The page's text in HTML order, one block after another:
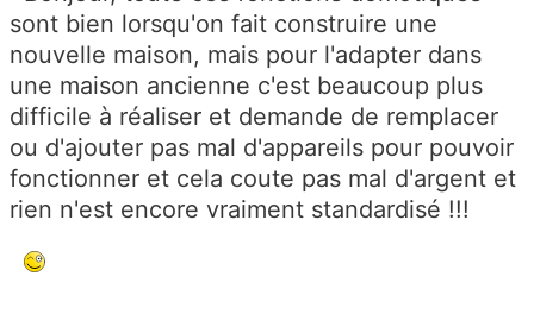
sont bien lorsqu'on fait construire une
nouvelle maison, mais pour l'adapter dans
une maison ancienne c'est beaucoup plus
difficile à réaliser et demande de remplacer
ou d'ajouter pas mal d'appareils pour pouvoir
fonctionner et cela coute pas mal d'argent et
rien n'est encore vraiment standardisé !!!